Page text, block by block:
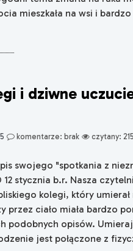
mieszkała na wsi i
i dziwne
komentarze: brak czytany:
swojego "spotkania z
12 stycznia b.r. Nasza
kolegi, który umierał
przez ciało miała bardzo
podobnych opisów.
jest połączone z